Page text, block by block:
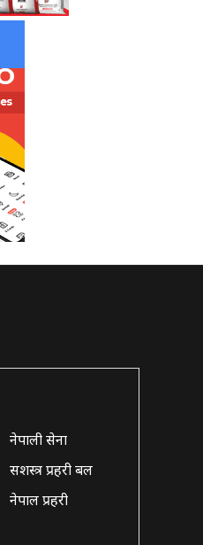
नेपाली सेना
सशस्त्र प्रहरी बल
नेपाल प्रहरी